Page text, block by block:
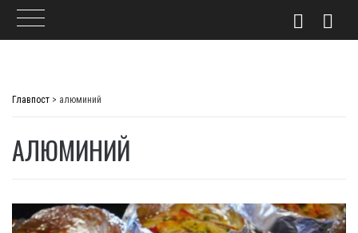
Главпост > алюминий
АЛЮМИНИЙ